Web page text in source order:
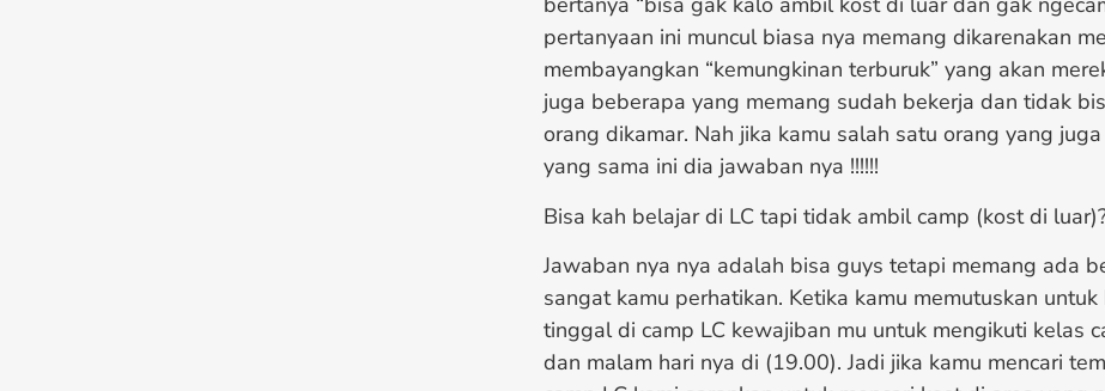
pertanyaan ini muncul biasa nya memang dikarenakan
membayangkan “kemungkinan terburuk” yang akan
juga beberapa yang memang sudah bekerja dan tidak
orang dikamar. Nah jika kamu salah satu orang yang
yang sama ini dia jawaban nya !!!!!!
Bisa kah belajar di LC tapi tidak ambil camp (kost di
Jawaban nya nya adalah bisa guys tetapi memang ada
sangat kamu perhatikan. Ketika kamu memutuskan
tinggal di camp LC kewajiban mu untuk mengikuti kelas
dan malam hari nya di (19.00). Jadi jika kamu mencari